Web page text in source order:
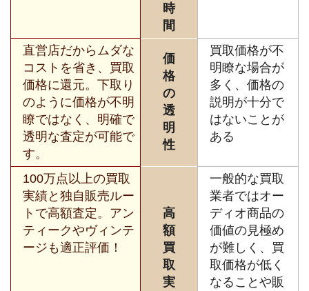
時
間
直営店だからムダな
コストを省き、買取
価格に還元。下取り
のように価格が不明
瞭ではなく、明確で
透明な査定が可能で
す。
価
格
の
透
明
性
買取価格が不
明瞭な場合が
多く、価格の
説明が十分で
はないことが
ある
100万点以上の買取
実績と独自販売ルー
トで高額査定。アン
ティークやヴィンテ
ージも適正評価！
高
額
買
取
実
一般的な買取
業者ではオー
ディオ商品の
価値の見極め
が難しく、買
取価格が低く
なることや販